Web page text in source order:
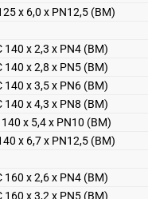
x 6,0 x PN12,5 (BM)
140 x 2,3 x PN4 (BM)
140 x 2,8 x PN5 (BM)
140 x 3,5 x PN6 (BM)
140 x 4,3 x PN8 (BM)
x 5,4 x PN10 (BM)
x 6,7 x PN12,5 (BM)
160 x 2,6 x PN4 (BM)
160 x 3,2 x PN5 (BM)